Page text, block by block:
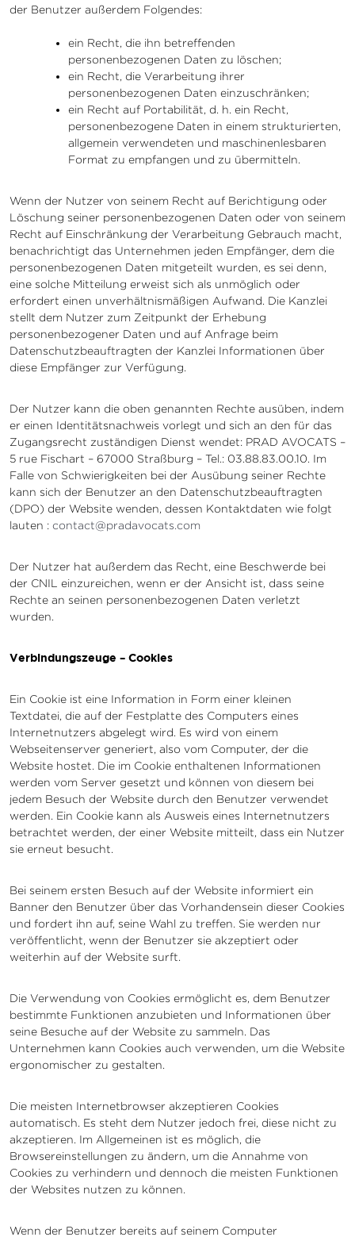
der Benutzer außerdem Folgendes:
ein Recht, die ihn betreffenden
personenbezogenen Daten zu löschen;
ein Recht, die Verarbeitung ihrer
personenbezogenen Daten einzuschränken;
ein Recht auf Portabilität, d. h. ein Recht,
personenbezogene Daten in einem strukturierten,
allgemein verwendeten und maschinenlesbaren
Format zu empfangen und zu übermitteln.
Wenn der Nutzer von seinem Recht auf Berichtigung oder
Löschung seiner personenbezogenen Daten oder von seinem
Recht auf Einschränkung der Verarbeitung Gebrauch macht,
benachrichtigt das Unternehmen jeden Empfänger, dem die
personenbezogenen Daten mitgeteilt wurden, es sei denn,
eine solche Mitteilung erweist sich als unmöglich oder
erfordert einen unverhältnismäßigen Aufwand. Die Kanzlei
stellt dem Nutzer zum Zeitpunkt der Erhebung
personenbezogener Daten und auf Anfrage beim
Datenschutzbeauftragten der Kanzlei Informationen über
diese Empfänger zur Verfügung.
Der Nutzer kann die oben genannten Rechte ausüben, indem
er einen Identitätsnachweis vorlegt und sich an den für das
Zugangsrecht zuständigen Dienst wendet: PRAD AVOCATS –
5 rue Fischart – 67000 Straßburg – Tel.: 03.88.83.00.10. Im
Falle von Schwierigkeiten bei der Ausübung seiner Rechte
kann sich der Benutzer an den Datenschutzbeauftragten
(DPO) der Website wenden, dessen Kontaktdaten wie folgt
lauten : contact@pradavocats.com
Der Nutzer hat außerdem das Recht, eine Beschwerde bei
der CNIL einzureichen, wenn er der Ansicht ist, dass seine
Rechte an seinen personenbezogenen Daten verletzt
wurden.
Verbindungszeuge – Cookies
Ein Cookie ist eine Information in Form einer kleinen
Textdatei, die auf der Festplatte des Computers eines
Internetnutzers abgelegt wird. Es wird von einem
Webseitenserver generiert, also vom Computer, der die
Website hostet. Die im Cookie enthaltenen Informationen
werden vom Server gesetzt und können von diesem bei
jedem Besuch der Website durch den Benutzer verwendet
werden. Ein Cookie kann als Ausweis eines Internetnutzers
betrachtet werden, der einer Website mitteilt, dass ein Nutzer
sie erneut besucht.
Bei seinem ersten Besuch auf der Website informiert ein
Banner den Benutzer über das Vorhandensein dieser Cookies
und fordert ihn auf, seine Wahl zu treffen. Sie werden nur
veröffentlicht, wenn der Benutzer sie akzeptiert oder
weiterhin auf der Website surft.
Die Verwendung von Cookies ermöglicht es, dem Benutzer
bestimmte Funktionen anzubieten und Informationen über
seine Besuche auf der Website zu sammeln. Das
Unternehmen kann Cookies auch verwenden, um die Website
ergonomischer zu gestalten.
Die meisten Internetbrowser akzeptieren Cookies
automatisch. Es steht dem Nutzer jedoch frei, diese nicht zu
akzeptieren. Im Allgemeinen ist es möglich, die
Browsereinstellungen zu ändern, um die Annahme von
Cookies zu verhindern und dennoch die meisten Funktionen
der Websites nutzen zu können.
Wenn der Benutzer bereits auf seinem Computer